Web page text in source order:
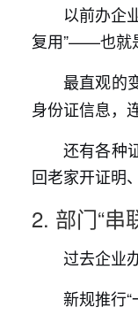
以前办企
复用”——也就
最直观的
身份证信息，
还有各种
回老家开证明
2. 部门“串
过去企业
新规推行“